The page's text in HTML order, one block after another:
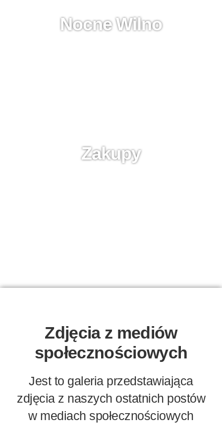
Nocne Wilno
Zakupy
Zdjęcia z mediów
społecznościowych
Jest to galeria przedstawiająca
zdjęcia z naszych ostatnich postów
w mediach społecznościowych